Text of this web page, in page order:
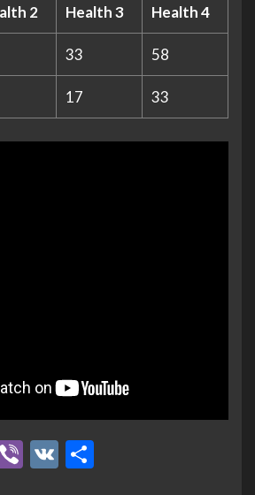
2 Health 3 Health 4
33 58
17 33
Viber
VK